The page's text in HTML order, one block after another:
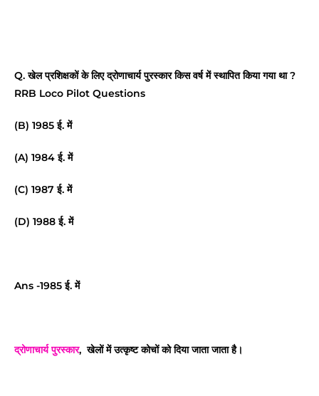
Q. खेल प्रशिक्षकों के लिए द्रोणाचार्य पुरस्कार किस वर्ष में स्थापित किया गया था ?
RRB Loco Pilot Questions
(B) 1985 ई. में
(A) 1984 ई. में
(C) 1987 ई. में
(D) 1988 ई. में
Ans -1985 ई. में
द्रोणाचार्य पुरस्कार, खेलों में उत्कृष्ट कोचों को दिया जाता जाता है।